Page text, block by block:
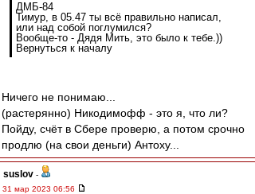
ДМБ-84
Тимур, в 05.47 ты всё правильно написал,
или над собой поглумился?
Вообще-то - Дядя Мить, это было к тебе.))
Вернуться к началу
Ничего не понимаю...
(растерянно) Никодимофф - это я, что ли?
Пойду, счёт в Сбере проверю, а потом срочно
продлю (на свои деньги) Антоху...
suslov -
31 мар 2023 06:56